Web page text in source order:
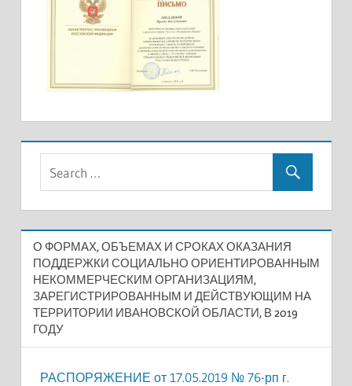
О ФОРМАХ, ОБЪЕМАХ И СРОКАХ ОКАЗАНИЯ
ПОДДЕРЖКИ СОЦИАЛЬНО ОРИЕНТИРОВАННЫМ
НЕКОММЕРЧЕСКИМ ОРГАНИЗАЦИЯМ,
ЗАРЕГИСТРИРОВАННЫМ И ДЕЙСТВУЮЩИМ НА
ТЕРРИТОРИИ ИВАНОВСКОЙ ОБЛАСТИ, В 2019
ГОДУ
РАСПОРЯЖЕНИЕ от 17.05.2019 № 76-рп г.